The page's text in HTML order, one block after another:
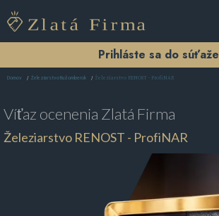
Prihláste sa do súťaže
Domov Železiarstvo Ružomberok Železiarstvo RENOST - ProfiNAR
Víťaz ocenenia Zlatá Firma
Železiarstvo RENOST - ProfiNAR